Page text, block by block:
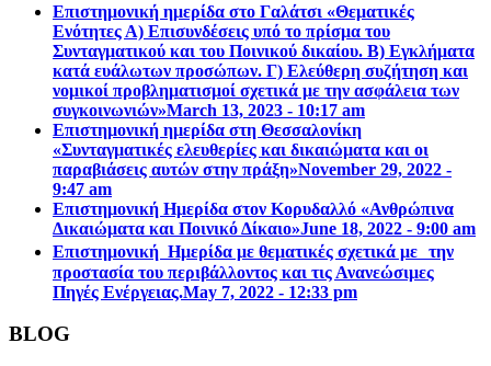
Επιστημονική ημερίδα στο Γαλάτσι «Θεματικές
Ενότητες Α) Επισυνδέσεις υπό το πρίσμα του
Συνταγματικού και του Ποινικού δικαίου. Β) Εγκλήματα
κατά ευάλωτων προσώπων. Γ) Ελεύθερη συζήτηση και
νομικοί προβληματισμοί σχετικά με την ασφάλεια των
συγκοινωνιών»March 13, 2023 - 10:17 am
Επιστηµονική ηµερίδα στη Θεσσαλονίκη
«Συνταγµατικές ελευθερίες και δικαιώµατα και οι
παραβιάσεις αυτών στην πράξη»November 29, 2022 -
9:47 am
Επιστημονική Ημερίδα στον Κορυδαλλό «Ανθρώπινα
Δικαιώματα και Ποινικό Δίκαιο»June 18, 2022 - 9:00 am
Επιστημονική Ημερίδα με θεματικές σχετικά με την
προστασία του περιβάλλοντος και τις Ανανεώσιμες
Πηγές Ενέργειας.May 7, 2022 - 12:33 pm
BLOG